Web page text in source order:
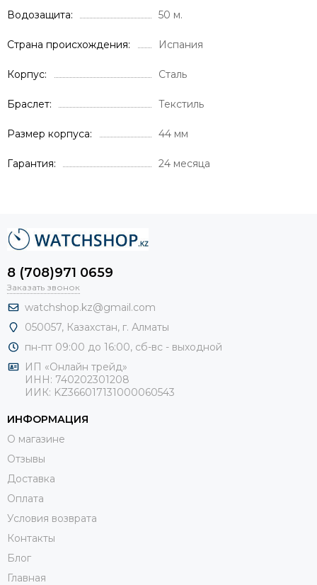
Водозащита 50 м.
Страна происхождения Испания
Корпус Сталь
Браслет Текстиль
Размер корпуса 44 мм
Гарантия 24 месяца
8 (708)971 0659
Заказать звонок
watchshop.kz@gmail.com
050057, Казахстан, г. Алматы
пн-пт 09:00 до 16:00, сб-вс - выходной
ИП «Онлайн трейд»
ИНН: 740202301208
ИИК: KZ366017131000060543
ИНФОРМАЦИЯ
О магазине
Отзывы
Доставка
Оплата
Условия возврата
Контакты
Блог
Главная